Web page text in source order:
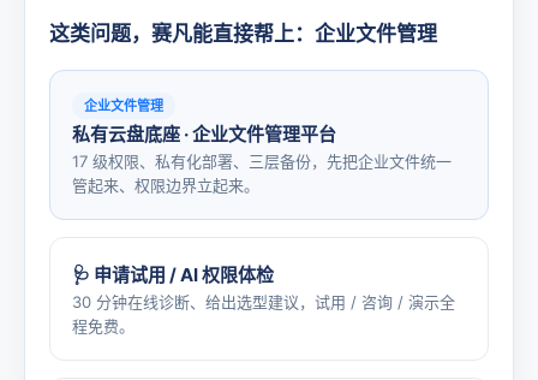
这类问题，赛凡能直接帮上：企业文件管理
企业文件管理
私有云盘底座 · 企业文件管理平台
17 级权限、私有化部署、三层备份，先把企业文件统一
管起来、权限边界立起来。
🩺 申请试用 / AI 权限体检
30 分钟在线诊断、给出选型建议，试用 / 咨询 / 演示全
程免费。